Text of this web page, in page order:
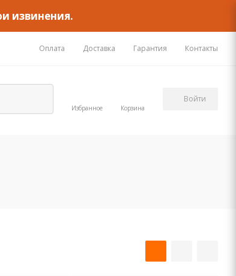
извинения.
Оплата Доставка Гарантия Контакты
Избранное Корзина
Войти